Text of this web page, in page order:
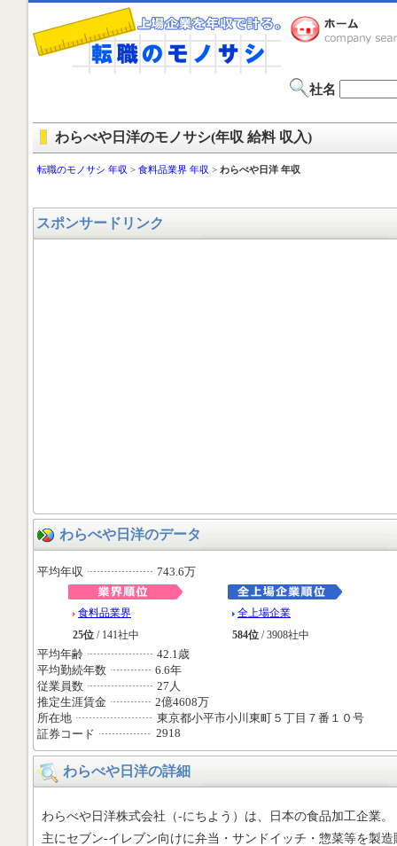
社名
わらべや日洋のモノサシ(年収 給料 収入)
転職のモノサシ 年収 > 食料品業界 年収 > わらべや日洋 年収
スポンサードリンク
わらべや日洋のデータ
平均年収 743.6万
食料品業界
25位 / 141社中
全上場企業
584位 / 3908社中
平均年齢
42.1歳
平均勤続年数
6.6年
従業員数
27人
推定生涯賃金
2億4608万
所在地
東京都小平市小川東町５丁目７番１０号
証券コード
2918
わらべや日洋の詳細
わらべや日洋株式会社（-にちよう）は、日本の食品加工企業。
主にセブン-イレブン向けに弁当・サンドイッチ・惣菜等を製造